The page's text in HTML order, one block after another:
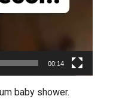
00:14
baby shower.